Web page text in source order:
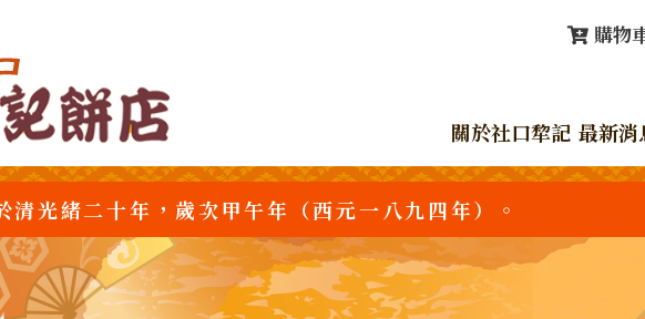
購物
關於社口犂記 最新消
清光緒二十年，歲次甲午年（西元一八九四年）。